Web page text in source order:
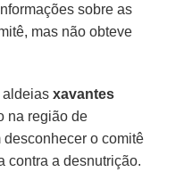
sobre as
mas não obteve
aldeiasxavantes
na região de
desconhecer o comitê
contra a desnutrição.